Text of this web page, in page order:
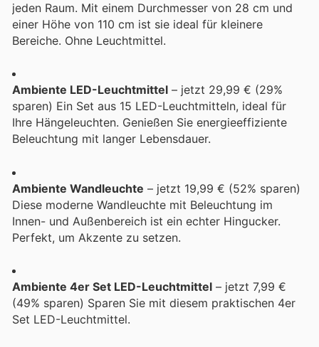
jeden Raum. Mit einem Durchmesser von 28 cm und
einer Höhe von 110 cm ist sie ideal für kleinere
Bereiche. Ohne Leuchtmittel.
Ambiente LED-Leuchtmittel – jetzt 29,99 € (29%
sparen) Ein Set aus 15 LED-Leuchtmitteln, ideal für
Ihre Hängeleuchten. Genießen Sie energieeffiziente
Beleuchtung mit langer Lebensdauer.
Ambiente Wandleuchte – jetzt 19,99 € (52% sparen)
Diese moderne Wandleuchte mit Beleuchtung im
Innen- und Außenbereich ist ein echter Hingucker.
Perfekt, um Akzente zu setzen.
Ambiente 4er Set LED-Leuchtmittel – jetzt 7,99 €
(49% sparen) Sparen Sie mit diesem praktischen 4er
Set LED-Leuchtmittel.